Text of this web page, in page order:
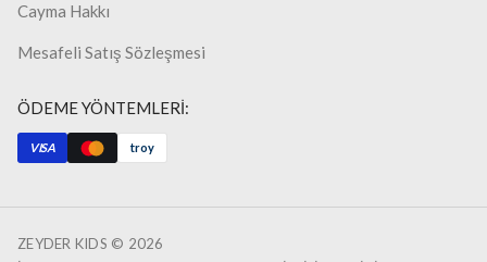
Cayma Hakkı
Mesafeli Satış Sözleşmesi
ÖDEME YÖNTEMLERİ:
VISA troy
ZEYDER KIDS © 2026